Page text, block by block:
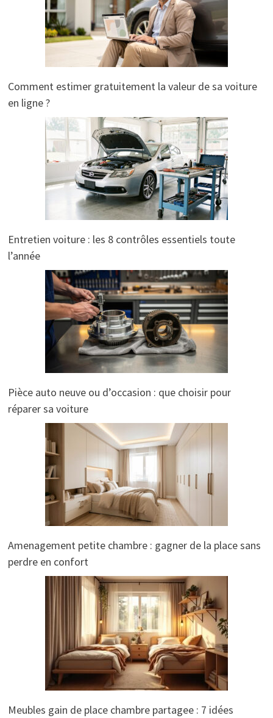
Comment estimer gratuitement la valeur de sa voiture
en ligne ?
Entretien voiture : les 8 contrôles essentiels toute
l’année
Pièce auto neuve ou d’occasion : que choisir pour
réparer sa voiture
Amenagement petite chambre : gagner de la place sans
perdre en confort
Meubles gain de place chambre partagee : 7 idées